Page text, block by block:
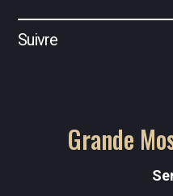
Suivre
Grande